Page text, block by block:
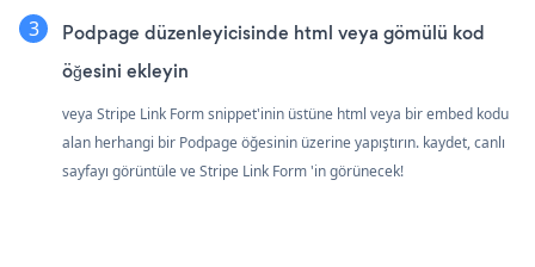
Podpage düzenleyicisinde html veya gömülü kod
öğesini ekleyin
veya Stripe Link Form snippet'inin üstüne html veya bir embed kodu
alan herhangi bir Podpage öğesinin üzerine yapıştırın. kaydet, canlı
sayfayı görüntüle ve Stripe Link Form 'in görünecek!